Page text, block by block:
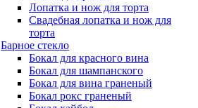
Лопатка и нож для торта
Свадебная лопатка и нож для
торта
Барное стекло
Бокал для красного вина
Бокал для шампанского
Бокал для вина граненый
Бокал рокс граненый